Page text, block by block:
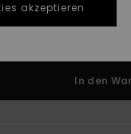
In den
akzeptieren